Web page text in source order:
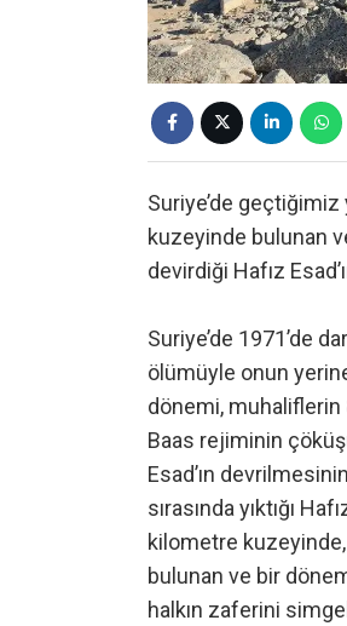
Suriye’de geçtiğimiz
kuzeyinde bulunan
devirdiği Hafız
Suriye’de 1971’de
ölümüyle onun
dönemi, muhaliflerin
Baas rejiminin
Esad’ın
sırasında yıktığı
kilometre
bulunan ve bir
halkın zaferini